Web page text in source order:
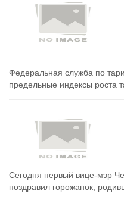
Федеральная служба по
предельные индексы роста
Сегодня первый вице-мэр
поздравил горожанок,